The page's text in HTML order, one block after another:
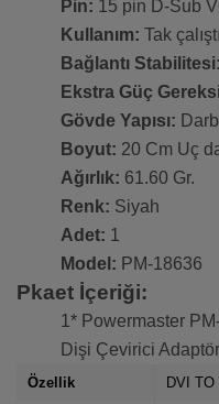
Pin: 15 pin D-Sub
Kullanım: Tak
Bağlantı Stabilitesi:
Ekstra Güç
Gövde Yapısı:
Boyut: 20 Cm Uç
Ağırlık: 61.60 Gr.
Renk: Siyah
Adet: 1
Model: PM-18636
Pkaet İçeriği:
1* Powermaster
Dişi Çevirici
Özellik DVI TO